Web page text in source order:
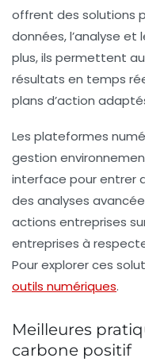
offrent des solutions
données, l’analyse et
plus, ils permettent
résultats en temps
plans d’action
Les plateformes
gestion
interface pour entrer
des analyses
actions entreprises
entreprises à
Pour explorer ces
outils numériques.
Meilleures
carbone positif